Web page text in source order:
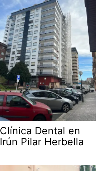
Clínica Dental en
Irún Pilar Herbella